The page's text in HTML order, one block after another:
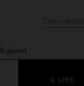
giorni
A LINE